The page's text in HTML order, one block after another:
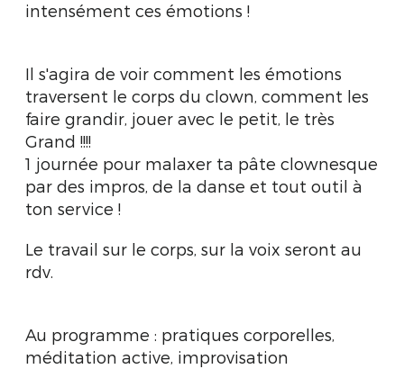
intensément ces émotions !
Il s'agira de voir comment les émotions
traversent le corps du clown, comment les
faire grandir, jouer avec le petit, le très
Grand !!!!
1 journée pour malaxer ta pâte clownesque
par des impros, de la danse et tout outil à
ton service !
Le travail sur le corps, sur la voix seront au
rdv.
Au programme : pratiques corporelles,
méditation active, improvisation